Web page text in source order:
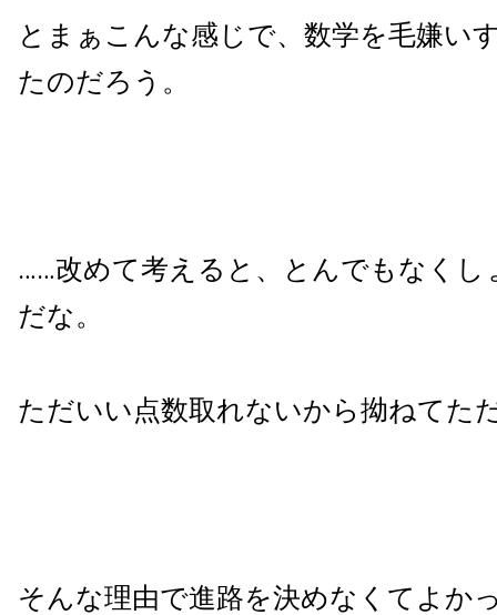
とまぁこんな感じで、数学を毛嫌い
たのだろう。
……改めて考えると、とんでもなくし
だな。
ただいい点数取れないから拗ねてた
そんな理由で進路を決めなくてよか